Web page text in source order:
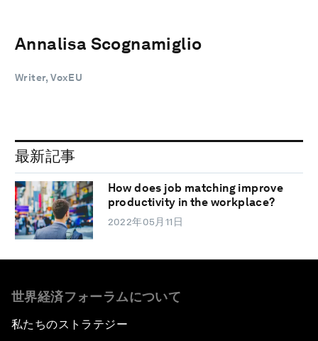
Annalisa Scognamiglio
Writer, VoxEU
最新記事
How does job matching improve
productivity in the workplace?
2022年05月11日
世界経済フォーラムについて
私たちのストラテジー